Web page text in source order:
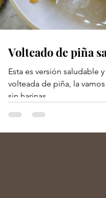
Volteado de piña
Esta es versión saludable
volteada de piña, la vamos
sin harinas,...